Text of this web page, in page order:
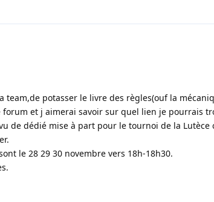
team,de potasser le livre des règles(ouf la
forum et j aimerai savoir sur quel lien je pourrais
de dédié mise à part pour le tournoi de la Lutèce
le 28 29 30 novembre vers 18h-18h30.